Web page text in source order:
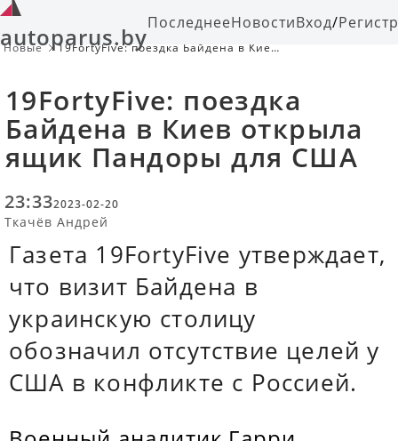
autoparus.byПоследнееНовостиВход/
Новые
19FortyFive: поездка Байдена в Киев
19FortyFive: поездка
Байдена в Киев открыла
ящик Пандоры для США
23:332023-02-20
Ткачёв Андрей
Газета 19FortyFive утверждает,
что визит Байдена в
украинскую столицу
обозначил отсутствие целей у
США в конфликте с Россией.